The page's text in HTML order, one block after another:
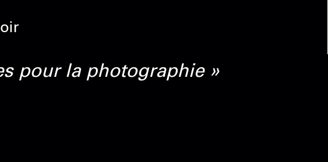
pour la photographie »